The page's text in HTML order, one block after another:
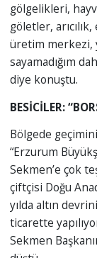
gölgelikleri,
göletler,
üretim merkezi,
sayamadığım
diye konuştu.
BESİCİLER:
Bölgede
“Erzurum
Sekmen’e çok
çiftçisi Doğu
yılda altın
ticarette
Sekmen